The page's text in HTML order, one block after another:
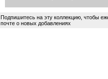
Подпишитесь на эту коллекцию, чтобы
почте о новых добавлениях